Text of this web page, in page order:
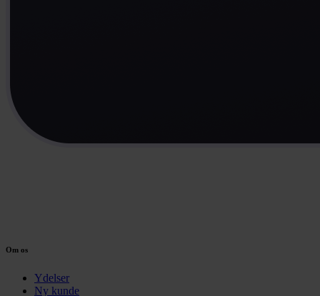
Om os
Ydelser
Ny kunde